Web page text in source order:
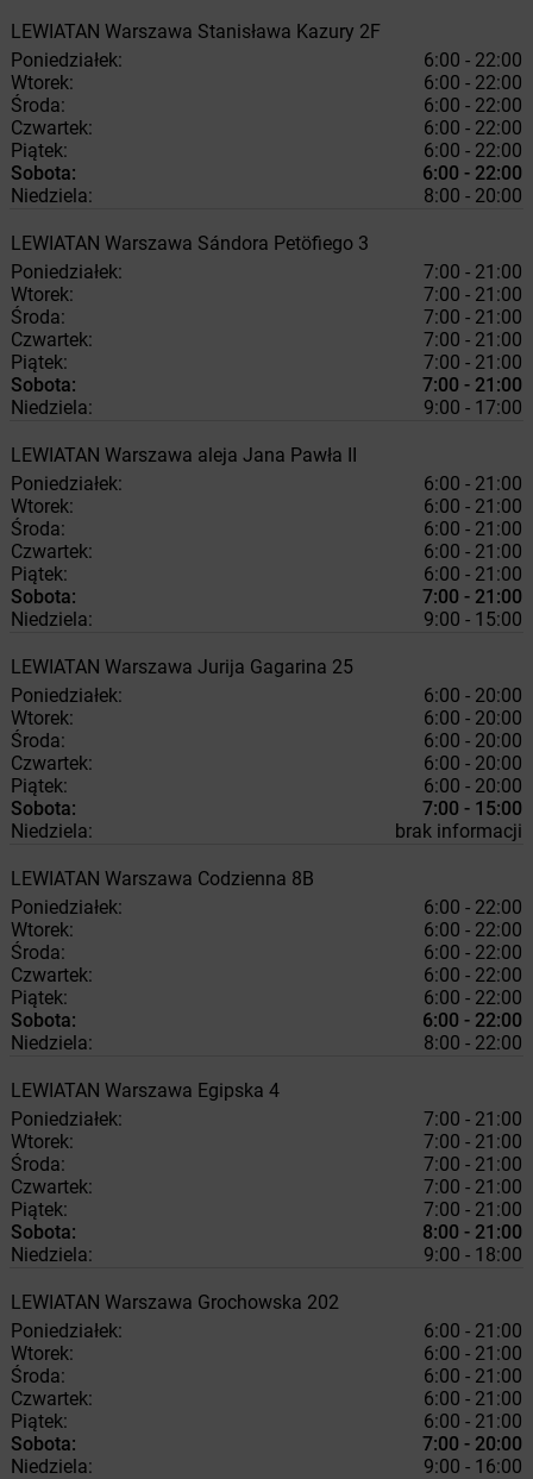
LEWIATAN Warszawa Stanisława Kazury 2F
Poniedziałek:
6:00 - 22:00
Wtorek:
6:00 - 22:00
Środa:
6:00 - 22:00
Czwartek:
6:00 - 22:00
Piątek:
6:00 - 22:00
Sobota:
6:00 - 22:00
Niedziela:
8:00 - 20:00
LEWIATAN Warszawa Sándora Petöfiego 3
Poniedziałek:
7:00 - 21:00
Wtorek:
7:00 - 21:00
Środa:
7:00 - 21:00
Czwartek:
7:00 - 21:00
Piątek:
7:00 - 21:00
Sobota:
7:00 - 21:00
Niedziela:
9:00 - 17:00
LEWIATAN Warszawa aleja Jana Pawła II
Poniedziałek:
6:00 - 21:00
Wtorek:
6:00 - 21:00
Środa:
6:00 - 21:00
Czwartek:
6:00 - 21:00
Piątek:
6:00 - 21:00
Sobota:
7:00 - 21:00
Niedziela:
9:00 - 15:00
LEWIATAN Warszawa Jurija Gagarina 25
Poniedziałek:
6:00 - 20:00
Wtorek:
6:00 - 20:00
Środa:
6:00 - 20:00
Czwartek:
6:00 - 20:00
Piątek:
6:00 - 20:00
Sobota:
7:00 - 15:00
Niedziela:
brak informacji
LEWIATAN Warszawa Codzienna 8B
Poniedziałek:
6:00 - 22:00
Wtorek:
6:00 - 22:00
Środa:
6:00 - 22:00
Czwartek:
6:00 - 22:00
Piątek:
6:00 - 22:00
Sobota:
6:00 - 22:00
Niedziela:
8:00 - 22:00
LEWIATAN Warszawa Egipska 4
Poniedziałek:
7:00 - 21:00
Wtorek:
7:00 - 21:00
Środa:
7:00 - 21:00
Czwartek:
7:00 - 21:00
Piątek:
7:00 - 21:00
Sobota:
8:00 - 21:00
Niedziela:
9:00 - 18:00
LEWIATAN Warszawa Grochowska 202
Poniedziałek:
6:00 - 21:00
Wtorek:
6:00 - 21:00
Środa:
6:00 - 21:00
Czwartek:
6:00 - 21:00
Piątek:
6:00 - 21:00
Sobota:
7:00 - 20:00
Niedziela:
9:00 - 16:00